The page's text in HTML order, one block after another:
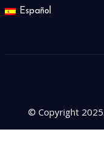
Español
© Copyright